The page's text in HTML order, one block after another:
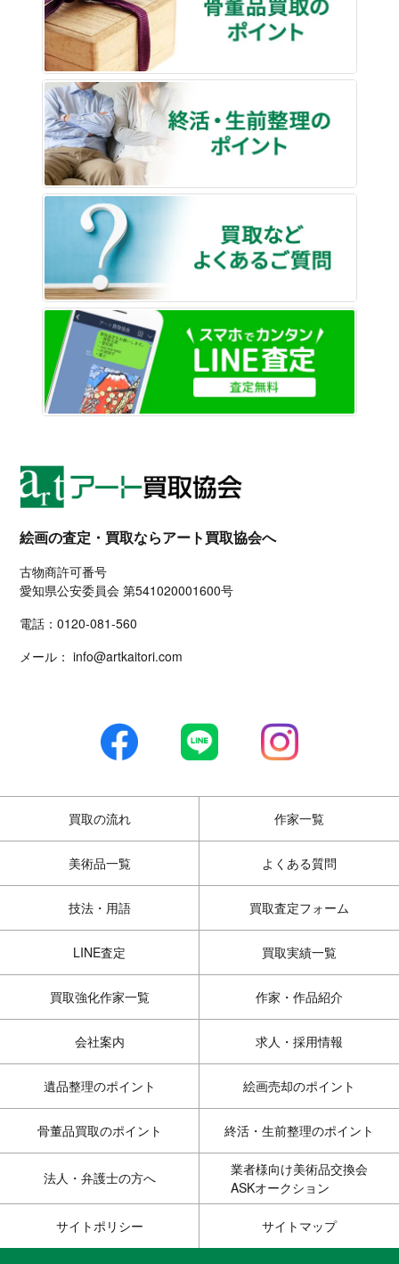
絵画の査定・買取ならアート買取協会へ
古物商許可番号
愛知県公安委員会 第541020001600号
電話：0120-081-560
メール： info@artkaitori.com
買取の流れ 作家一覧
美術品一覧 よくある質問
技法・用語 買取査定フォーム
LINE査定 買取実績一覧
買取強化作家一覧 作家・作品紹介
会社案内 求人・採用情報
遺品整理のポイント 絵画売却のポイント
骨董品買取のポイント 終活・生前整理のポイント
法人・弁護士の方へ
業者様向け美術品交換会
ASKオークション
サイトポリシー サイトマップ